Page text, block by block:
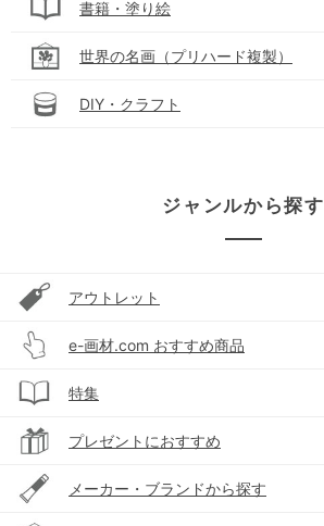
書籍・塗り絵
世界の名画（プリハード複製）
DIY・クラフト
ジャンルから探す
アウトレット
e-画材.com おすすめ商品
特集
プレゼントにおすすめ
メーカー・ブランドから探す